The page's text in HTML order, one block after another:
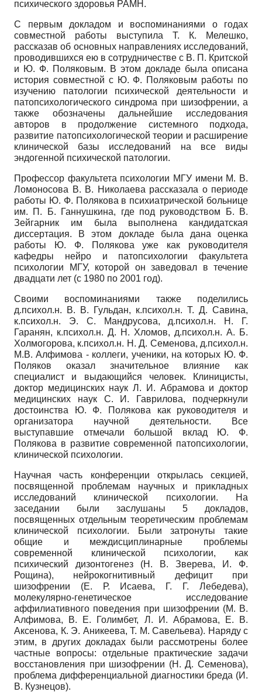
психического здоровья РАМН.
С первым докладом и воспоминаниями о годах
совместной работы выступила Т. К. Мелешко,
рассказав об основных направлениях исследований,
проводившихся ею в сотрудничестве с В. П. Критской
и Ю. Ф. Поляковым. В этом докладе была описана
история совместной с Ю. Ф. Поляковым работы по
изучению патологии психической деятельности и
патопсихологического синдрома при шизофрении, а
также обозначены дальнейшие исследования
авторов в продолжение системного подхода,
развитие патопсихологической теории и расширение
клинической базы исследований на все виды
эндогенной психической патологии.
Профессор факультета психологии МГУ имени М. В.
Ломоносова В. В. Николаева рассказала о периоде
работы Ю. Ф. Полякова в психиатрической больнице
им. П. Б. Ганнушкина, где под руководством Б. В.
Зейгарник им была выполнена кандидатская
диссертация. В этом докладе была дана оценка
работы Ю. Ф. Полякова уже как руководителя
кафедры нейро и патопсихологии факультета
психологии МГУ, которой он заведовал в течение
двадцати лет (с 1980 по 2001 год).
Своими воспоминаниями также поделились
д.психол.н. В. В. Гульдан, к.психол.н. Т. Д. Савина,
к.психол.н. Э. С. Мандрусова, д.психол.н. Н. Г.
Гаранян, к.психол.н. Д. Н. Хломов, д.психол.н. А. Б.
Холмогорова, к.психол.н. Н. Д. Семенова, д.психол.н.
М.В. Алфимова - коллеги, ученики, на которых Ю. Ф.
Поляков оказал значительное влияние как
специалист и выдающийся человек. Клиницисты,
доктор медицинских наук Л. И. Абрамова и доктор
медицинских наук С. И. Гаврилова, подчеркнули
достоинства Ю. Ф. Полякова как руководителя и
организатора научной деятельности. Все
выступавшие отмечали большой вклад Ю. Ф.
Полякова в развитие современной патопсихологии,
клинической психологии.
Научная часть конференции открылась секцией,
посвященной проблемам научных и прикладных
исследований клинической психологии. На
заседании были заслушаны 5 докладов,
посвященных отдельным теоретическим проблемам
клинической психологии. Были затронуты такие
общие и междисциплинарные проблемы
современной клинической психологии, как
психический дизонтогенез (Н. В. Зверева, И. Ф.
Рощина), нейрокогнитивный дефицит при
шизофрении (Е. Р. Исаева, Г. Г. Лебедева),
молекулярно-генетическое исследование
аффилиативного поведения при шизофрении (М. В.
Алфимова, В. Е. Голимбет, Л. И. Абрамова, Е. В.
Аксенова, К. Э. Аникеева, Т. М. Савельева). Наряду с
этим, в других докладах были рассмотрены более
частные вопросы: отдельные практические задачи
восстановления при шизофрении (Н. Д. Семенова),
проблема дифференциальной диагностики бреда (И.
В. Кузнецов).